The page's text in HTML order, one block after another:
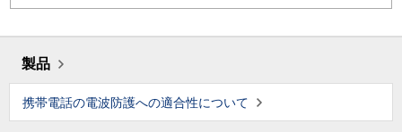
製品
携帯電話の電波防護への適合性について